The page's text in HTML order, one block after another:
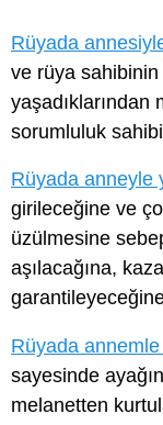
Rüyada
ve rüya sahibinin
yaşadıklarından
sorumluluk
Rüyada anneyle
girileceğine ve
üzülmesine
aşılacağına,
Rüyada
sayesinde
melanetten